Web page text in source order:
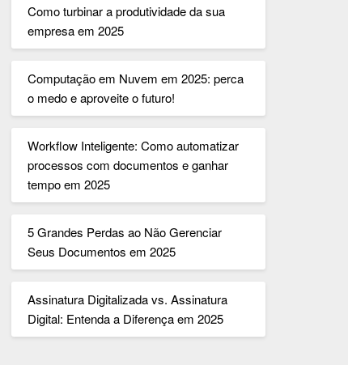
Como turbinar a produtividade da sua
empresa em 2025
Computação em Nuvem em 2025: perca
o medo e aproveite o futuro!
Workflow Inteligente: Como automatizar
processos com documentos e ganhar
tempo em 2025
5 Grandes Perdas ao Não Gerenciar
Seus Documentos em 2025
Assinatura Digitalizada vs. Assinatura
Digital: Entenda a Diferença em 2025